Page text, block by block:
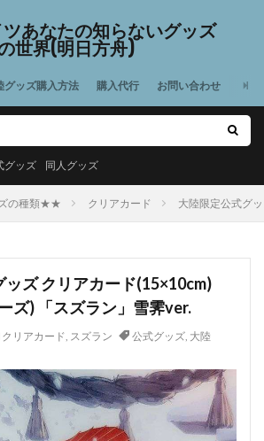
あなたの知らないグッズ
世界(明日方舟)
グッズ購入方法 購入代行 お問い合わせ
グッズ 同人グッズ
の種類★★ クリアカード 大陸限定公式グ
ッズ クリアカード(15×10cm)
ズ) 「スズラン」雪霁ver.
クリアカード, スズラン 公式グッズ, 大陸